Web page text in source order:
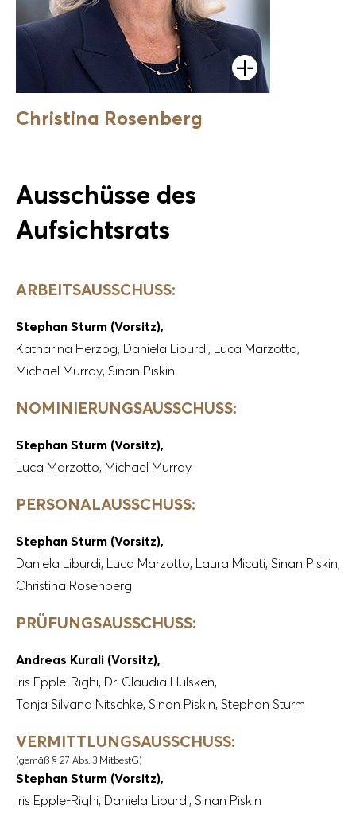
Öffnen
Christina Rosenberg
Ausschüsse des
Aufsichtsrats
ARBEITSAUSSCHUSS:
Stephan Sturm (Vorsitz),
Katharina Herzog, Daniela Liburdi, Luca Marzotto,
Michael Murray, Sinan Piskin
NOMINIERUNGSAUSSCHUSS:
Stephan Sturm (Vorsitz),
Luca Marzotto, Michael Murray
PERSONALAUSSCHUSS:
Stephan Sturm (Vorsitz),
Daniela Liburdi, Luca Marzotto, Laura Micati, Sinan Piskin,
Christina Rosenberg
PRÜFUNGSAUSSCHUSS:
Andreas Kurali (Vorsitz),
Iris Epple-Righi, Dr. Claudia Hülsken,
Tanja Silvana Nitschke, Sinan Piskin, Stephan Sturm
VERMITTLUNGSAUSSCHUSS:
(gemäß § 27 Abs. 3 MitbestG)
Stephan Sturm (Vorsitz),
Iris Epple-Righi, Daniela Liburdi, Sinan Piskin